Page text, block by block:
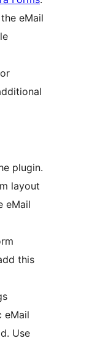
eMail
plugin.
layout
eMail
this
eMail
Use